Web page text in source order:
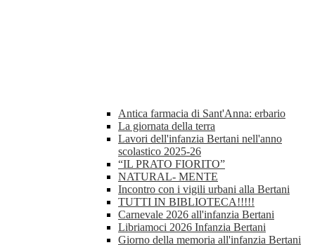
Antica farmacia di Sant'Anna: erbario
La giornata della terra
Lavori dell'infanzia Bertani nell'anno
scolastico 2025-26
“IL PRATO FIORITO”
NATURAL- MENTE
Incontro con i vigili urbani alla Bertani
TUTTI IN BIBLIOTECA!!!!!
Carnevale 2026 all'infanzia Bertani
Libriamoci 2026 Infanzia Bertani
Giorno della memoria all'infanzia Bertani